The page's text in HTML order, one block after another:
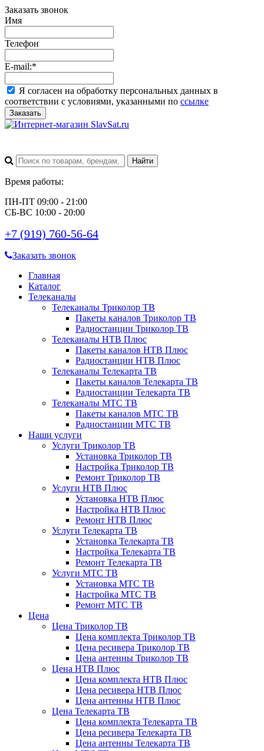
Заказать звонок
Имя
Телефон
E-mail:*
Я согласен на обработку персональных данных в
соответствии с условиями, указанными по ссылке
Заказать
Время работы:
ПН-ПТ 09:00 - 21:00
СБ-ВС 10:00 - 20:00
+7 (919) 760-56-64
Заказать звонок
Главная
Каталог
Телеканалы
Телеканалы Триколор ТВ
Пакеты каналов Триколор ТВ
Радиостанции Триколор ТВ
Телеканалы НТВ Плюс
Пакеты каналов НТВ Плюс
Радиостанции НТВ Плюс
Телеканалы Телекарта ТВ
Пакеты каналов Телекарта ТВ
Радиостанции Телекарта ТВ
Телеканалы МТС ТВ
Пакеты каналов МТС ТВ
Радиостанции МТС ТВ
Наши услуги
Услуги Триколор ТВ
Установка Триколор ТВ
Настройка Триколор ТВ
Ремонт Триколор ТВ
Услуги НТВ Плюс
Установка НТВ Плюс
Настройка НТВ Плюс
Ремонт НТВ Плюс
Услуги Телекарта ТВ
Установка Телекарта ТВ
Настройка Телекарта ТВ
Ремонт Телекарта ТВ
Услуги МТС ТВ
Установка МТС ТВ
Настройка МТС ТВ
Ремонт МТС ТВ
Цена
Цена Триколор ТВ
Цена комплекта Триколор ТВ
Цена ресивера Триколор ТВ
Цена антенны Триколор ТВ
Цена НТВ Плюс
Цена комплекта НТВ Плюс
Цена ресивера НТВ Плюс
Цена антенны НТВ Плюс
Цена Телекарта ТВ
Цена комплекта Телекарта ТВ
Цена ресивера Телекарта ТВ
Цена антенны Телекарта ТВ